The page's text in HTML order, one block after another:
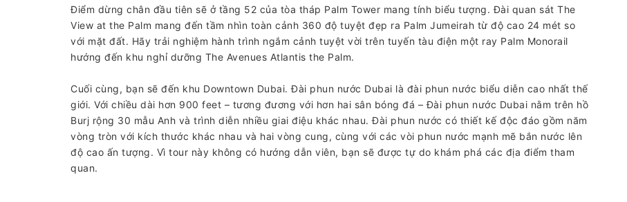
Điểm dừng chân đầu tiên sẽ ở tầng 52 của tòa tháp Palm Tower mang tính biểu tượng. Đài quan sát The
View at the Palm mang đến tầm nhìn toàn cảnh 360 độ tuyệt đẹp ra Palm Jumeirah từ độ cao 24 mét so
với mặt đất. Hãy trải nghiệm hành trình ngắm cảnh tuyệt vời trên tuyến tàu điện một ray Palm Monorail
hướng đến khu nghỉ dưỡng The Avenues Atlantis the Palm.
Cuối cùng, bạn sẽ đến khu Downtown Dubai. Đài phun nước Dubai là đài phun nước biểu diễn cao nhất thế
giới. Với chiều dài hơn 900 feet – tương đương với hơn hai sân bóng đá – Đài phun nước Dubai nằm trên hồ
Burj rộng 30 mẫu Anh và trình diễn nhiều giai điệu khác nhau. Đài phun nước có thiết kế độc đáo gồm năm
vòng tròn với kích thước khác nhau và hai vòng cung, cùng với các vòi phun nước mạnh mẽ bắn nước lên
độ cao ấn tượng. Vì tour này không có hướng dẫn viên, bạn sẽ được tự do khám phá các địa điểm tham
quan.